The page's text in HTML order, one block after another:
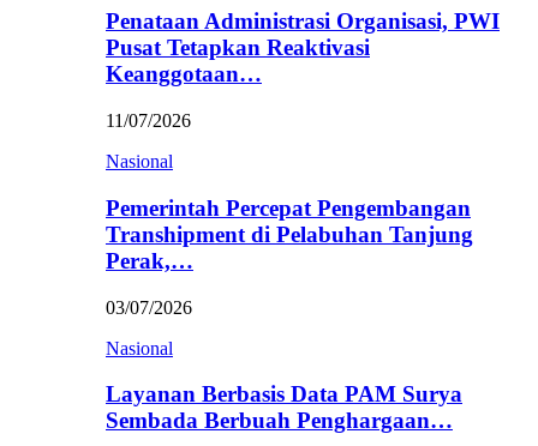
Penataan Administrasi Organisasi, PWI
Pusat Tetapkan Reaktivasi
Keanggotaan…
11/07/2026
Nasional
Pemerintah Percepat Pengembangan
Transhipment di Pelabuhan Tanjung
Perak,…
03/07/2026
Nasional
Layanan Berbasis Data PAM Surya
Sembada Berbuah Penghargaan…